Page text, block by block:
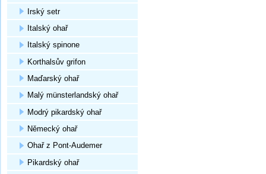
Irský setr
Italský ohař
Italský spinone
Korthalsův grifon
Maďarský ohař
Malý münsterlandský ohař
Modrý pikardský ohař
Německý ohař
Ohař z Pont-Audemer
Pikardský ohař